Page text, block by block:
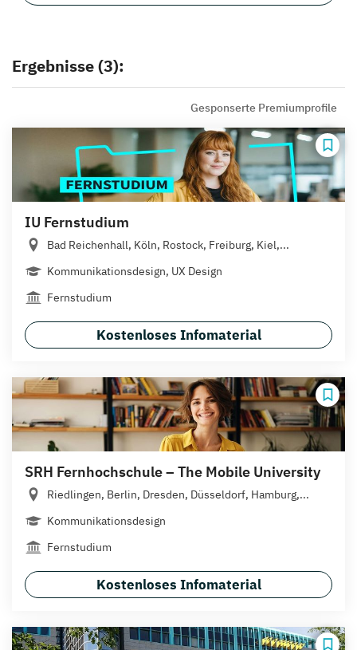
Ergebnisse (3):
Gesponserte Premiumprofile
IU Fernstudium
Bad Reichenhall, Köln, Rostock, Freiburg, Kiel,...
Kommunikationsdesign, UX Design
Fernstudium
Kostenloses Infomaterial
SRH Fernhochschule – The Mobile University
Riedlingen, Berlin, Dresden, Düsseldorf, Hamburg,...
Kommunikationsdesign
Fernstudium
Kostenloses Infomaterial